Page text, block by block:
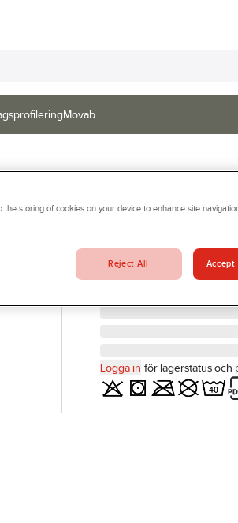
Movab
Artikelnr: 916443
Logga in för lagerstatus och
the storing of cookies on your device to enhance site
Reject All Accept